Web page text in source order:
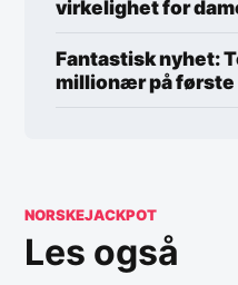
virkelighet for
Fantastisk nyhet:
millionær på første
NORSKEJACKPOT
Les også